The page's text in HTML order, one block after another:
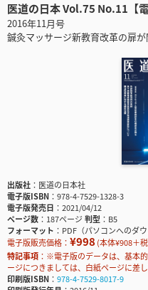
医道の日本 Vol.75 No.11【電
2016年11月号
鍼灸マッサージ新教育改革の扉
出版社
医道の日本社
電子版ISBN
978-4-7529-1328-3
電子版発売日
2021/04/12
ページ数
187ページ判型
B5
フォーマット
PDF（パソコンへのダウ
電子版販売価格： ¥998 (本体¥908＋
特記事項
※電子版のデータは、基本
ージにつきましては、白紙ページに差し
印刷版ISBN
978-4-7529-8017-9